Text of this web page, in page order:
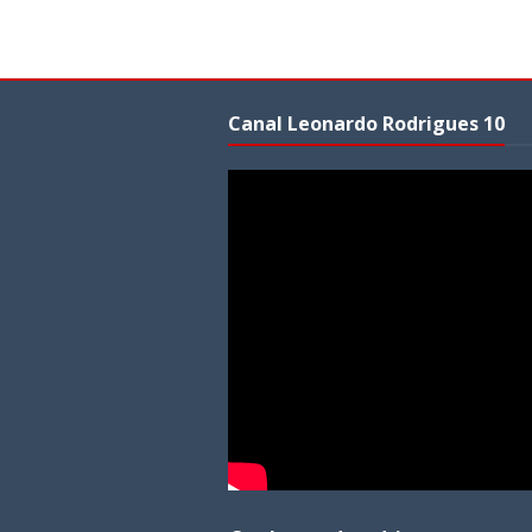
Canal Leonardo Rodrigues 10